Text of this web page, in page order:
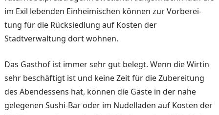
im Exil lebenden Einheimi­schen können zur Vorberei­
tung für die Rücksiedlung auf Kosten der
Stadtverwaltung dort wohnen.
Das Gasthof ist immer sehr gut belegt. Wenn die Wirtin
sehr beschäftigt ist und keine Zeit für die Zubereitung
des Abendessens hat, können die Gäste in der nahe
gelege­nen Sushi-Bar oder im Nudel­laden auf Kosten der